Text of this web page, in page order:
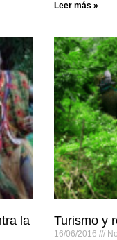
Leer más »
la
Turismo y
16/06/2016